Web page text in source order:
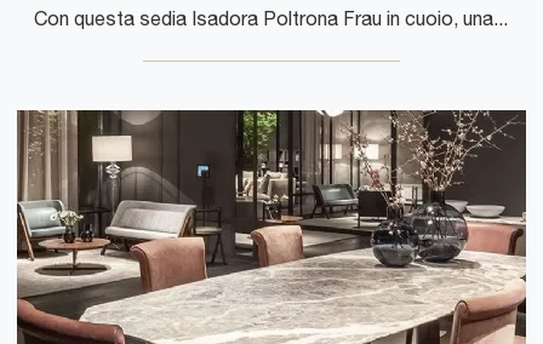
Con questa sedia Isadora Poltrona Frau in cuoio, una delle nostre sedute fisse moderne, potrai impreziosire i tuoi interni.